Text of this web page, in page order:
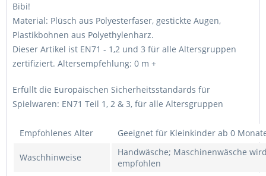
Bibi!
Material: Plüsch aus Polyesterfaser, gestickte Augen,
Plastikbohnen aus Polyethylenharz.
Dieser Artikel ist EN71 - 1,2 und 3 für alle Altersgruppen
zertifiziert. Altersempfehlung: 0 m +
Erfüllt die Europäischen Sicherheitsstandards für
Spielwaren: EN71 Teil 1, 2 & 3, für alle Altersgruppen
Empfohlenes Alter Geeignet für Kleinkinder ab 0
Waschhinweise
Handwäsche; Maschinenwäsche
empfohlen